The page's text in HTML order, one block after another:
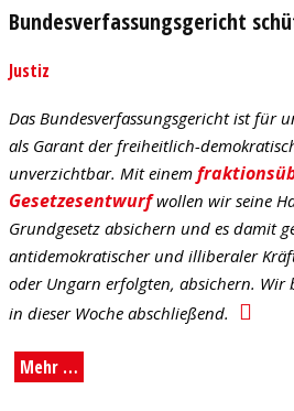
Bundesverfassungsgericht
Justiz
Das Bundesverfassungsgericht ist für
als Garant der freiheitlich-
unverzichtbar. Mit einem
Gesetzesentwurfwollen wir seine
Grundgesetz absichern und es damit
antidemokratischer und illiberaler
oder Ungarn erfolgten, absichern. Wir
in dieser Woche abschließend.
Mehr …